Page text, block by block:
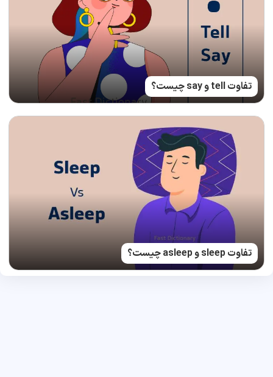
تفاوت tell و say چیست؟
تفاوت sleep و asleep چیست؟